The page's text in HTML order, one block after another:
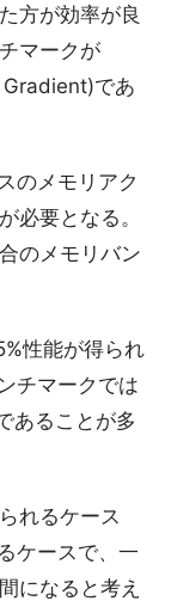
方が効率が良
マークが
であ
のメモリアク
必要となる。
のメモリバン
性能が得られ
チマークでは
あることが多
れるケース
ケースで、一
になると考え